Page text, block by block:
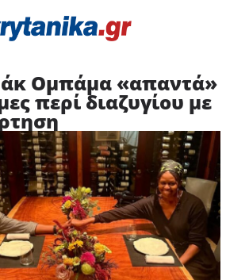
Ομπάμα «απαντά»
περί διαζυγίου με